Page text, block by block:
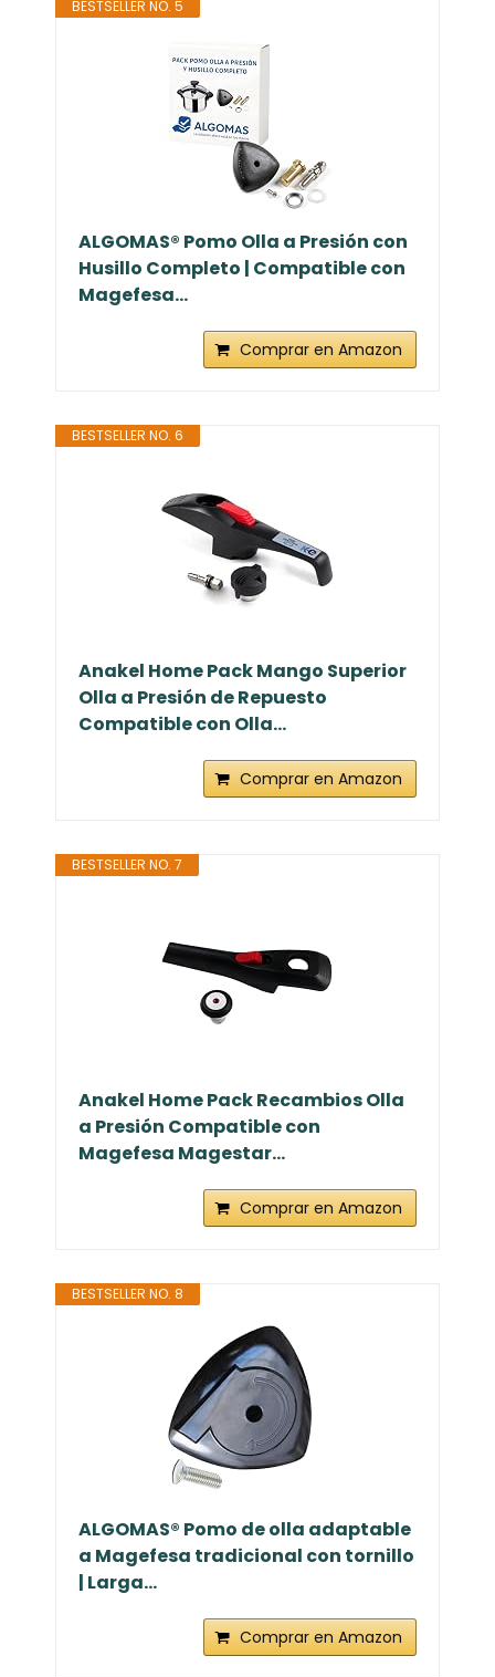
BESTSELLER NO. 5
ALGOMAS® Pomo Olla a Presión con
Husillo Completo | Compatible con
Magefesa...
Comprar en Amazon
BESTSELLER NO. 6
Anakel Home Pack Mango Superior
Olla a Presión de Repuesto
Compatible con Olla...
Comprar en Amazon
BESTSELLER NO. 7
Anakel Home Pack Recambios Olla
a Presión Compatible con
Magefesa Magestar...
Comprar en Amazon
BESTSELLER NO. 8
ALGOMAS® Pomo de olla adaptable
a Magefesa tradicional con tornillo
| Larga...
Comprar en Amazon